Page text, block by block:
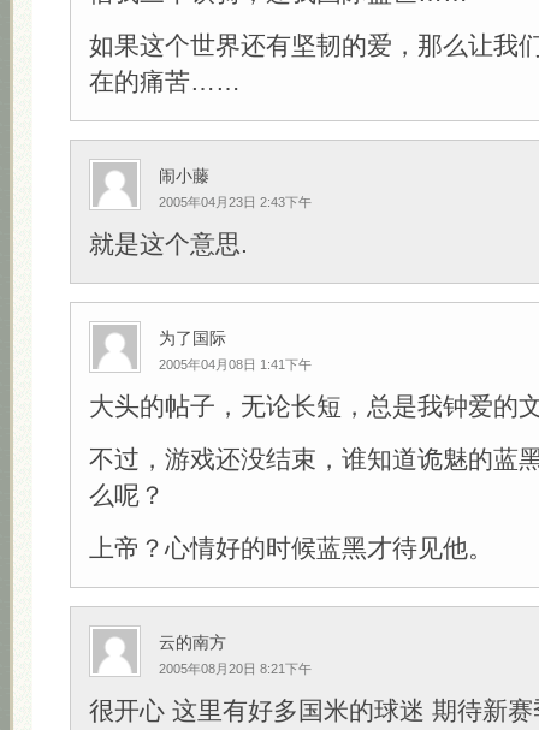
如果这个世界还有坚韧的爱，那么让我
在的痛苦……
闹小藤
2005年04月23日 2:43下午
就是这个意思.
为了国际
2005年04月08日 1:41下午
大头的帖子，无论长短，总是我钟爱的
不过，游戏还没结束，谁知道诡魅的蓝
么呢？
上帝？心情好的时候蓝黑才待见他。
云的南方
2005年08月20日 8:21下午
很开心 这里有好多国米的球迷 期待新